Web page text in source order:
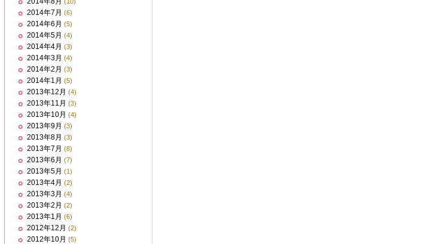
2014年7月 (6)
2014年6月 (5)
2014年5月 (4)
2014年4月 (3)
2014年3月 (4)
2014年2月 (3)
2014年1月 (5)
2013年12月 (4)
2013年11月 (3)
2013年10月 (4)
2013年9月 (3)
2013年8月 (3)
2013年7月 (8)
2013年6月 (7)
2013年5月 (1)
2013年4月 (2)
2013年3月 (4)
2013年2月 (2)
2013年1月 (6)
2012年12月 (2)
2012年10月 (5)